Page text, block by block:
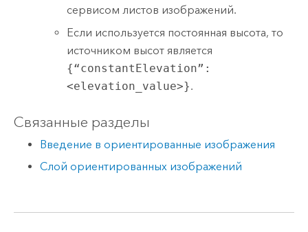
сервисом листов изображений.
Если используется постоянная высота, то
источником высот является
{“constantElevation”:
<elevation_value>}.
Связанные разделы
Введение в ориентированные изображения
Слой ориентированных изображений